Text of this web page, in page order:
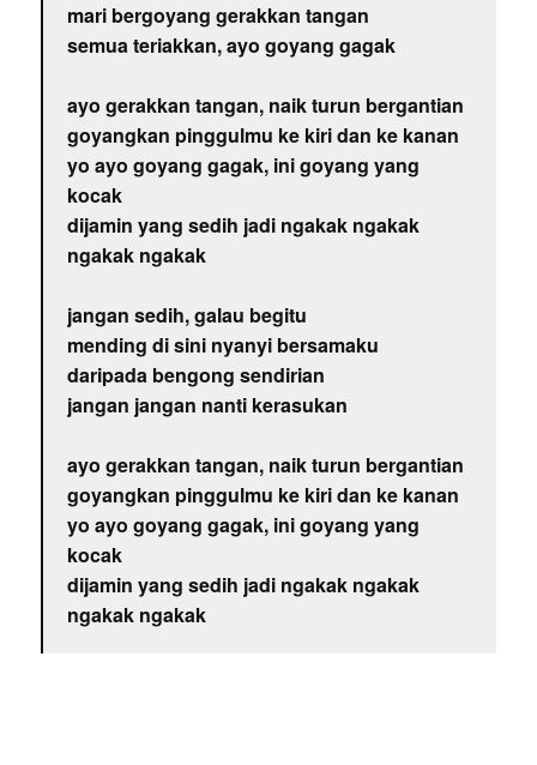
mari bergoyang gerakkan tangan
semua teriakkan, ayo goyang gagak
ayo gerakkan tangan, naik turun bergantian
goyangkan pinggulmu ke kiri dan ke kanan
yo ayo goyang gagak, ini goyang yang
kocak
dijamin yang sedih jadi ngakak ngakak
ngakak ngakak
jangan sedih, galau begitu
mending di sini nyanyi bersamaku
daripada bengong sendirian
jangan jangan nanti kerasukan
ayo gerakkan tangan, naik turun bergantian
goyangkan pinggulmu ke kiri dan ke kanan
yo ayo goyang gagak, ini goyang yang
kocak
dijamin yang sedih jadi ngakak ngakak
ngakak ngakak